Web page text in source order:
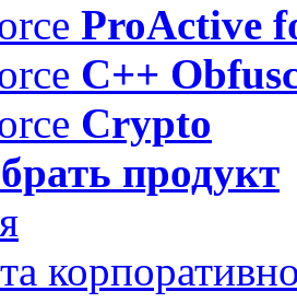
ProActive
C++
Crypto
продукт